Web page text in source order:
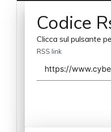
Codice
Clicca sul pulsante
RSS link